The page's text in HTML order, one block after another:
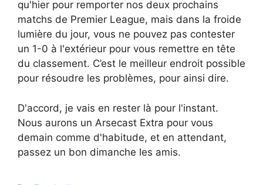
qu'hier pour remporter nos deux prochains
matchs de Premier League, mais dans la froide
lumière du jour, vous ne pouvez pas contester
un 1-0 à l'extérieur pour vous remettre en tête
du classement. C’est le meilleur endroit possible
pour résoudre les problèmes, pour ainsi dire.
D'accord, je vais en rester là pour l'instant.
Nous aurons un Arsecast Extra pour vous
demain comme d'habitude, et en attendant,
passez un bon dimanche les amis.